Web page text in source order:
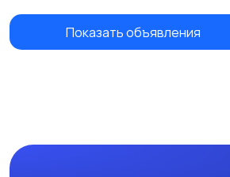
Показать объявления